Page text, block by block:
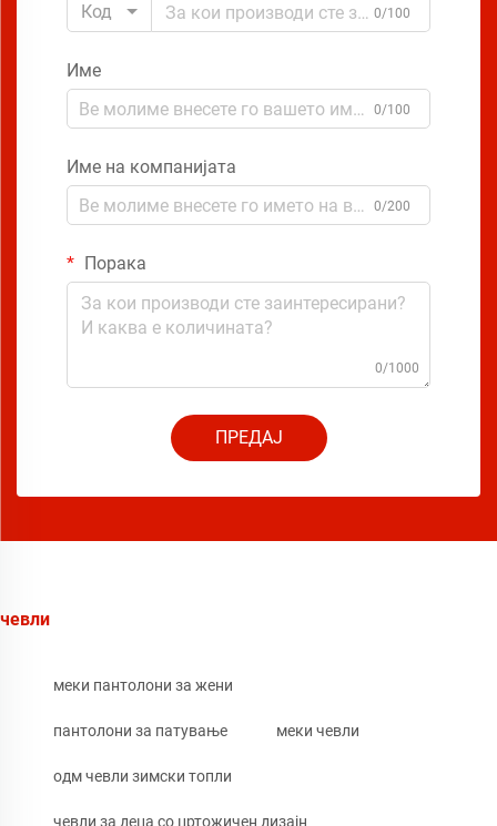
Код
0/100
Име
0/100
Име на компанијата
0/200
Порака
0/1000
ПРЕДАЈ
чевли
меки пантолони за жени
пантолони за патување меки чевли
одм чевли зимски топли
чевли за деца со цртожичен дизајн